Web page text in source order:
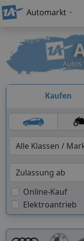
Automarkt
Kaufen
Online-Kauf
Elektroantrieb